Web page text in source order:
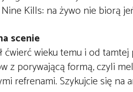
Kills: na żywo nie biorą
scenie
ćwierć wieku temu i od
z porywającą formą, czyli
refrenami. Szykujcie się na